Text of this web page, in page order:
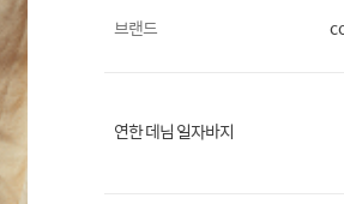
브랜드
연한 데님 일자바지